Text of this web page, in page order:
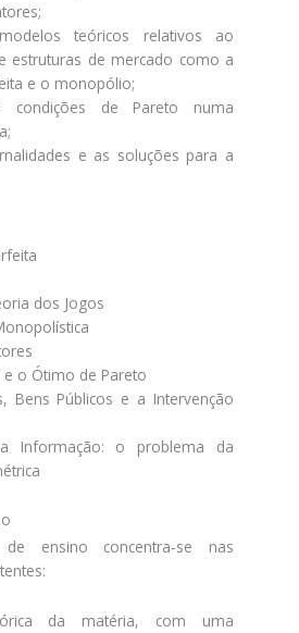
teóricos relativos ao
estruturas de mercado como a
e o monopólio;
condições de Pareto numa
e as soluções para a
dos Jogos
e o Ótimo de Pareto
Bens Públicos e a Intervenção
Informação: o problema da
ensino concentra-se nas
da matéria, com uma